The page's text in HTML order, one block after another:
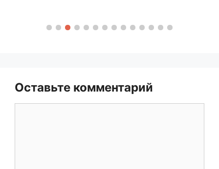
Оставьте комментарий